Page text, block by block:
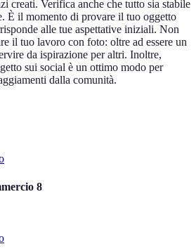
creati. Verifica anche che tutto sia stabile
È il momento di provare il tuo oggetto
alle tue aspettative iniziali. Non
il tuo lavoro con foto: oltre ad essere un
da ispirazione per altri. Inoltre,
sui social è un ottimo modo per
dalla comunità.
8